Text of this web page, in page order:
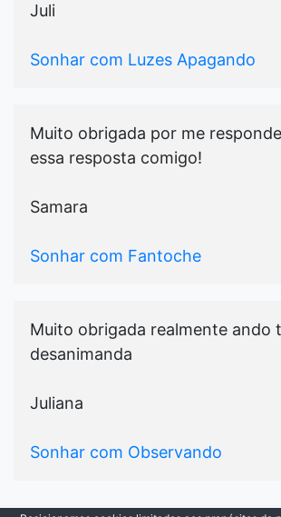
Juli
Sonhar com Luzes Apagando
Muito obrigada por me
essa resposta comigo!
Samara
Sonhar com Fantoche
Muito obrigada realmente ando
desanimanda
Juliana
Sonhar com Observando